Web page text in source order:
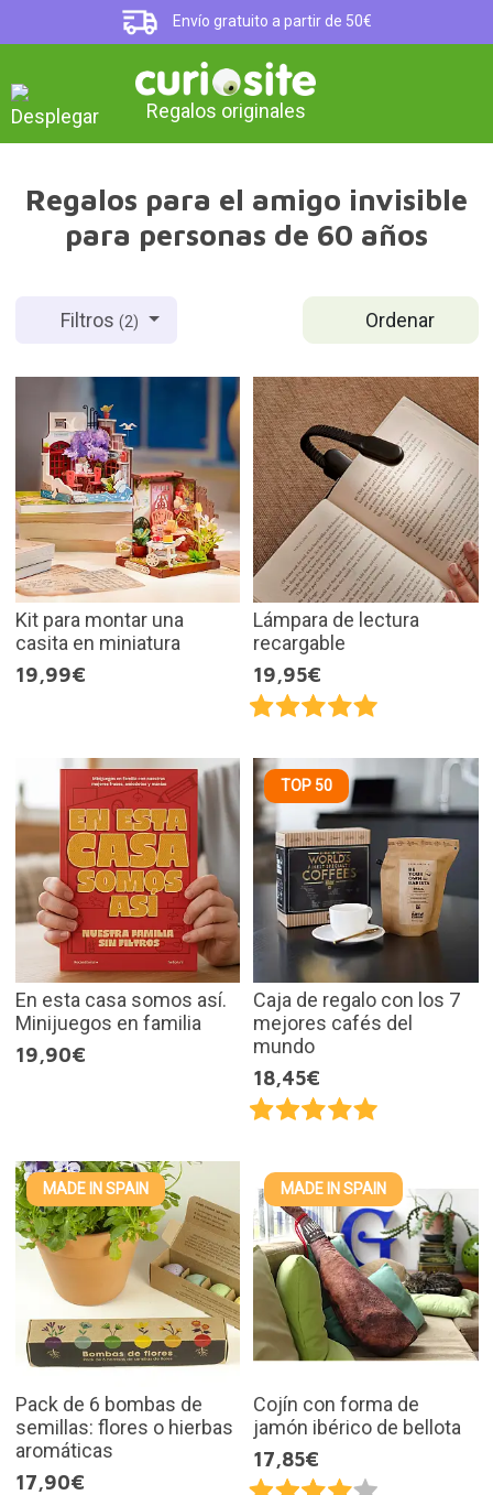
Envío gratuito a partir de 50€
Regalos originales
Regalos para el amigo invisible
para personas de 60 años
Ordenar
Filtros(2)
Kit para montar una
casita en miniatura
19,99€
Lámpara de lectura
recargable
19,95€
En esta casa somos así.
Minijuegos en familia
19,90€
TOP 50
Caja de regalo con los 7
mejores cafés del
mundo
18,45€
MADE IN SPAIN
Pack de 6 bombas de
semillas: flores o hierbas
aromáticas
17,90€
MADE IN SPAIN
Cojín con forma de
jamón ibérico de bellota
17,85€